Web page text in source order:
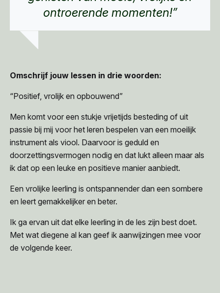
ontroerende momenten!”
Omschrijf jouw lessen in drie woorden:
“Positief, vrolijk en opbouwend”
Men komt voor een stukje vrijetijds besteding of uit
passie bij mij voor het leren bespelen van een moeilijk
instrument als viool. Daarvoor is geduld en
doorzettingsvermogen nodig en dat lukt alleen maar als
ik dat op een leuke en positieve manier aanbiedt.
Een vrolijke leerling is ontspannender dan een sombere
en leert gemakkelijker en beter.
Ik ga ervan uit dat elke leerling in de les zijn best doet.
Met wat diegene al kan geef ik aanwijzingen mee voor
de volgende keer.